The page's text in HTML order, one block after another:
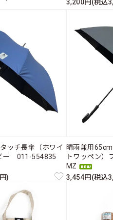
3,200円(税込
ッチ長傘（ホワイ
ー 011-554835
)
晴雨兼用
トワッペン
MZ
3,454円(税込